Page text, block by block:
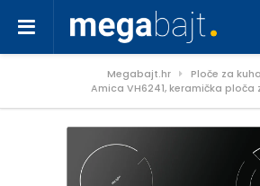
Megabajt.hr
Ploče za
Amica VH6241, keramička ploča